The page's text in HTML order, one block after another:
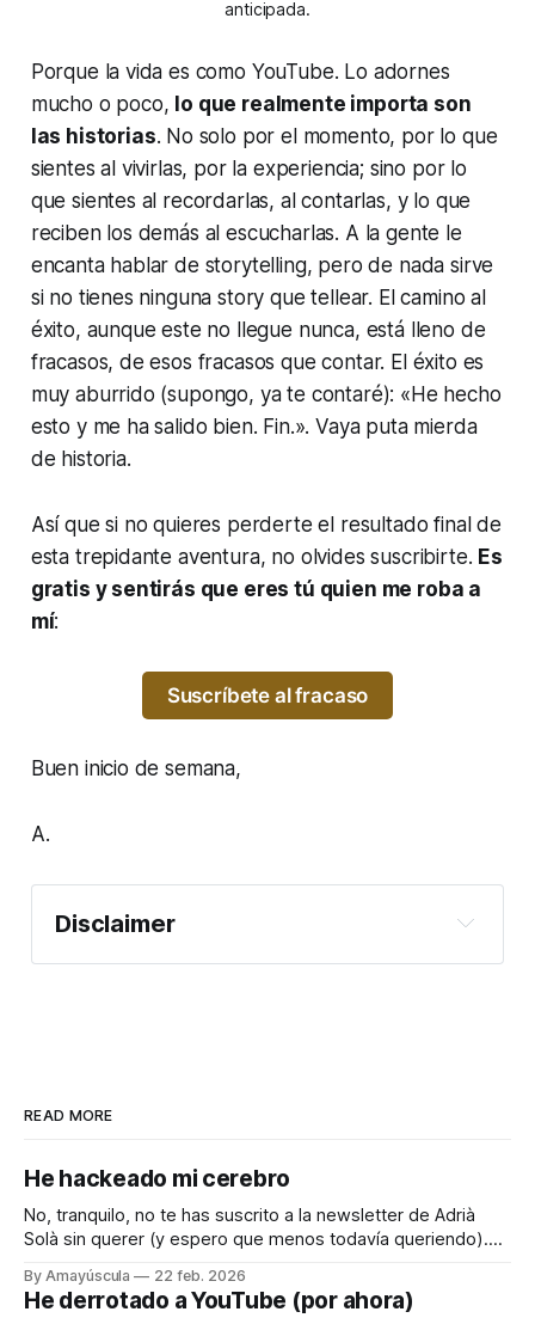
anticipada.
Porque la vida es como YouTube. Lo adornes
mucho o poco, lo que realmente importa son
las historias. No solo por el momento, por lo que
sientes al vivirlas, por la experiencia; sino por lo
que sientes al recordarlas, al contarlas, y lo que
reciben los demás al escucharlas. A la gente le
encanta hablar de storytelling, pero de nada sirve
si no tienes ningunastoryquetellear. El camino al
éxito, aunque este no llegue nunca, está lleno de
fracasos, de esos fracasos que contar. El éxito es
muy aburrido (supongo, ya te contaré): «He hecho
esto y me ha salido bien. Fin.». Vaya puta mierda
de historia.
Así que si no quieres perderte el resultado final de
esta trepidante aventura, no olvides suscribirte. Es
gratis y sentirás que eres tú quien me roba a
mí:
Suscríbete al fracaso
Buen inicio de semana,
A.
Disclaimer
Aquí debería poner un texto sobre que no
haber entendido que en este caso concreto,
Por cierto, si el combate está clarísimamente
amañado nos pegaremos los dos en El Club de
la Lucha de Jordi Wild para ver quién gana.
READ MORE
He hackeado mi cerebro
No, tranquilo, no te has suscrito a la newsletter de Adrià
Solà sin querer (y espero que menos todavía queriendo).
para engañar a mi cerebro, que es como la piedra de Sísifo,
todos los días empujándolo para que cuando llega el
By Amayúscula 22 feb. 2026
He derrotado a YouTube (por ahora)